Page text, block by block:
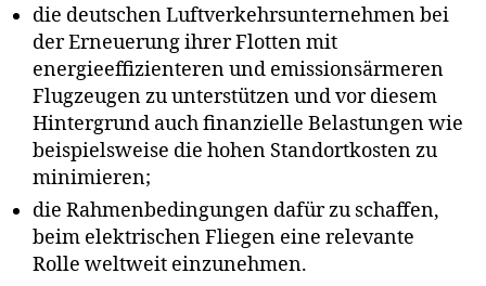
die deutschen Luftverkehrsunternehmen bei
der Erneuerung ihrer Flotten mit
energieeffizienteren und emissionsärmeren
Flugzeugen zu unterstützen und vor diesem
Hintergrund auch finanzielle Belastungen wie
beispielsweise die hohen Standortkosten zu
minimieren;
die Rahmenbedingungen dafür zu schaffen,
beim elektrischen Fliegen eine relevante
Rolle weltweit einzunehmen.
w
a
hl
C
D
U,
Di
e
Li
n
k